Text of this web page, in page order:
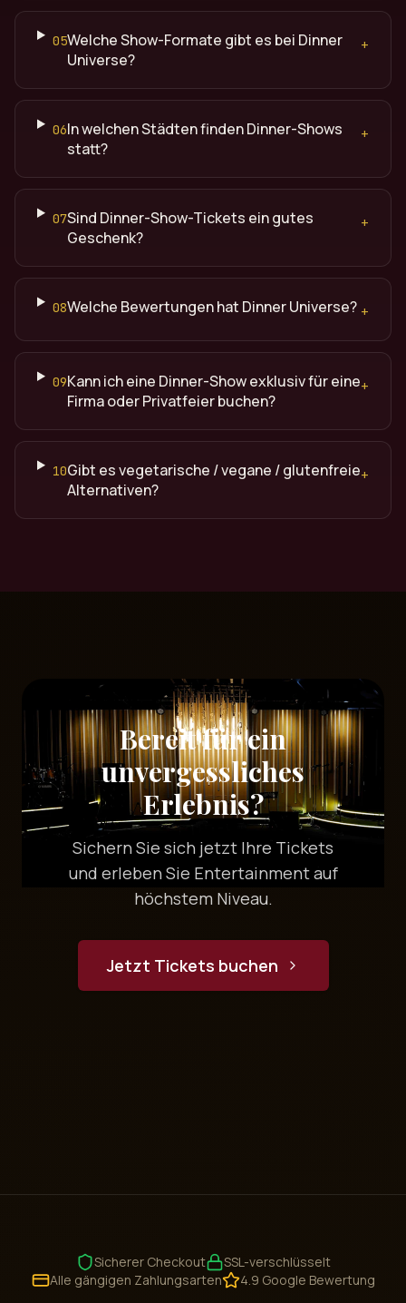
05Welche Show-Formate gibt es bei Dinner
Universe?
+
06In welchen Städten finden Dinner-Shows
statt?
+
07Sind Dinner-Show-Tickets ein gutes
Geschenk?
+
08Welche Bewertungen hat Dinner Universe? +
09Kann ich eine Dinner-Show exklusiv für eine
Firma oder Privatfeier buchen?
+
10Gibt es vegetarische / vegane / glutenfreie
Alternativen?
+
Bereit für ein
unvergessliches
Erlebnis?
Sichern Sie sich jetzt Ihre Tickets
und erleben Sie Entertainment auf
höchstem Niveau.
Jetzt Tickets buchen
Sicherer Checkout
SSL-verschlüsselt
Alle gängigen Zahlungsarten
4.9 Google Bewertung